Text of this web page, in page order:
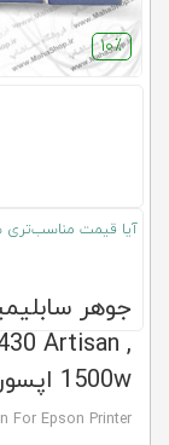
10٪
آیا قیمت مناسب‌تری
Artisan ,
1500w اپسون
For Epson Printer